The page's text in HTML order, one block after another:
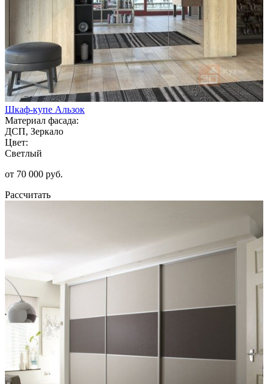
Шкаф-купе Альзок
Материал фасада:
ДСП, Зеркало
Цвет:
Светлый
от 70 000 руб.
Рассчитать